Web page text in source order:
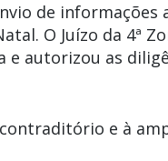
de informações
O Juízo da 4ª
autorizou as
e à